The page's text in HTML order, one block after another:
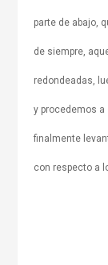
parte de abajo,
de siempre,
redondeadas,
y procedemos a
finalmente
con respecto a